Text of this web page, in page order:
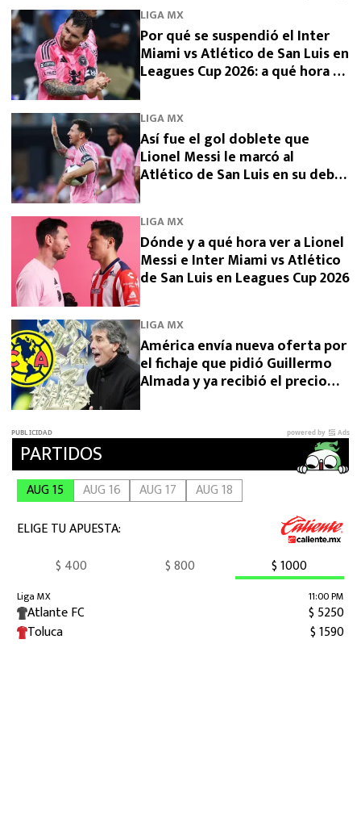
LIGA MX
Por qué se suspendió el Inter
Miami vs Atlético de San Luis en
Leagues Cup 2026: a qué hora se
LIGA MX
Así fue el gol doblete que
Lionel Messi le marcó al
Atlético de San Luis en su debut
LIGA MX
Dónde y a qué hora ver a Lionel
Messi e Inter Miami vs Atlético
de San Luis en Leagues Cup 2026
LIGA MX
América envía nueva oferta por
el fichaje que pidió Guillermo
Almada y ya recibió el precio